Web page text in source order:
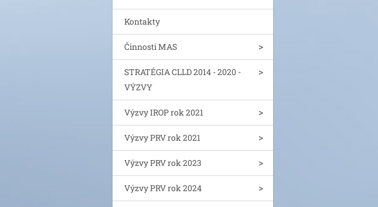
Kontakty
Činnosti MAS
STRATÉGIA CLLD 2014 - 2020 -
VÝZVY
Výzvy IROP rok 2021
Výzvy PRV rok 2021
Výzvy PRV rok 2023
Výzvy PRV rok 2024